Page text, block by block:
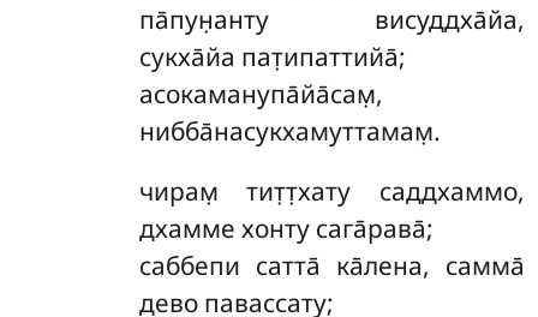
па̄пун̣анту висуддха̄йа,
сукха̄йа пат̣ипаттийа̄;
асокаманупа̄йа̄сам̣,
нибба̄насукхамуттамам̣.
чирам̣ тит̣т̣хату саддхаммо,
дхамме хонту сага̄рава̄;
саббепи сатта̄ ка̄лена, самма̄
дево павассату;